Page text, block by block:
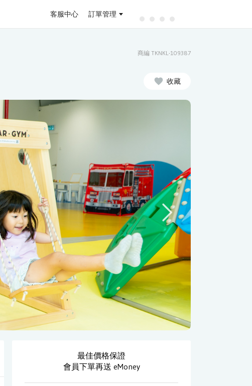
客服中心 訂單管理
商編 TKNKL-109387
收藏
最佳價格保證
會員下單再送 eMoney